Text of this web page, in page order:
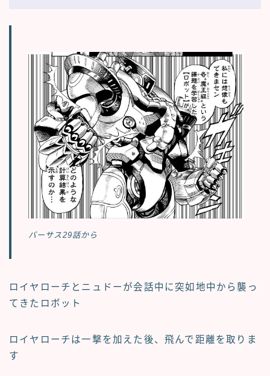
バーサス29話から
ロイヤローチとニュドーが会話中に突如地中から襲っ
てきたロボット
ロイヤローチは一撃を加えた後、飛んで距離を取りま
す